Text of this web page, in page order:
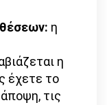
η
η
έχετε το
τις